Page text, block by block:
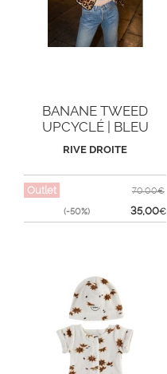
BANANE TWEED
UPCYCLÉ | BLEU
RIVE DROITE
Outlet
(-50%)
70,00€
35,00€